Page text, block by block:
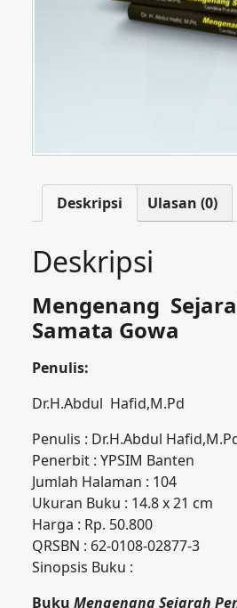
Deskripsi Ulasan (0)
Deskripsi
Mengenang
Samata Gowa
Penulis:
Dr.H.Abdul Hafid,M.Pd
Penulis : Dr.H.Abdul
Penerbit : YPSIM Banten
Jumlah Halaman : 104
Ukuran Buku : 14.8 x 21 cm
Harga : Rp. 50.800
QRSBN : 62-0108-02877-3
Sinopsis Buku :
Buku Mengenang Sejarah